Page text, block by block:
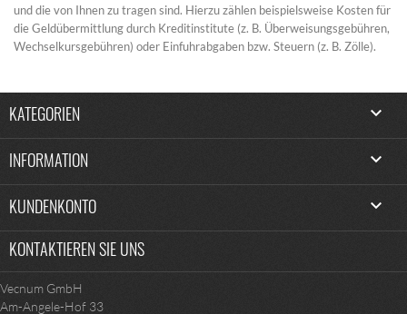
und die von Ihnen zu tragen sind. Hierzu zählen beispielsweise Kosten für
die Geldübermittlung durch Kreditinstitute (z. B. Überweisungsgebühren,
Wechselkursgebühren) oder Einfuhrabgaben bzw. Steuern (z. B. Zölle).
KATEGORIEN 
INFORMATION 
KUNDENKONTO 
KONTAKTIEREN SIE UNS
Vecnum GmbH
Am-Angele-Hof 33